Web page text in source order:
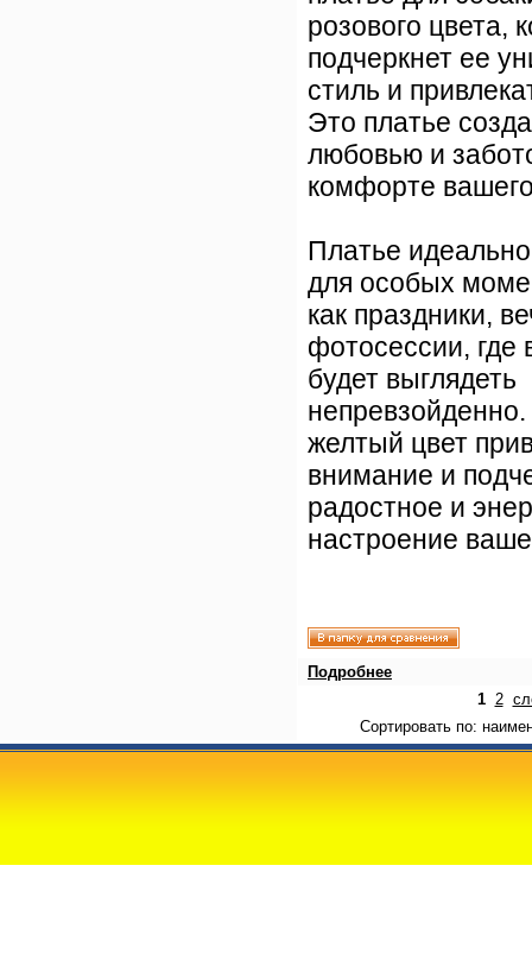
розового цвета,
подчеркнет ее
стиль и
Это платье
любовью и
комфорте
Платье
для особых
как праздники,
фотосессии, где
будет выглядеть
желтый цвет
внимание и
радостное и
настроение
Подробнее
1 2
Сортировать по: